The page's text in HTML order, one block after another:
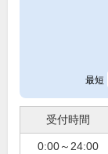
最短
受付時間
0:00～24:00